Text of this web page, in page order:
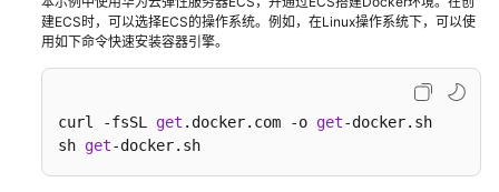
CLI
命
令
建ECS时，可以选择ECS的操作系统。例如，在Linux操作系统下，可以使
用如下命令快速安装容器引擎。
curl -fsSL get .docker.com -o get-docker.sh
sh get-docker.sh